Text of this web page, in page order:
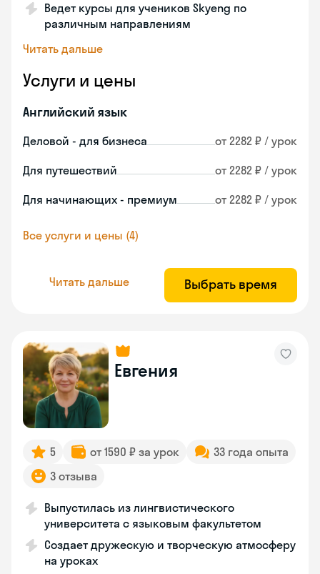
Ведет курсы для учеников Skyeng по
различным направлениям
Читать дальше
Услуги и цены
Английский язык
Деловой - для бизнеса от 2282 ₽ / урок
Для путешествий от 2282 ₽ / урок
Для начинающих - премиум от 2282 ₽ / урок
Все услуги и цены (4)
Читать дальше Выбрать время
Евгения
5 от 1590 ₽ за урок
33 года опыта
3 отзыва
Выпустилась из лингвистического
университета с языковым факультетом
Создает дружескую и творческую атмосферу
на уроках